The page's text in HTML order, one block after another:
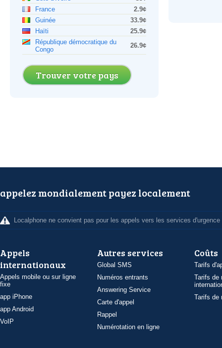
France
2.9¢
Guinée
33.9¢
Haïti
25.9¢
République démocratique du
Congo
26.9¢
Trouver votre pays
appelez mondialement payez localement
Localphone ne convient pas pour les appels vers les services d'urgence
Appels
internationaux
Appels mobile ou sur ligne
fixe
app iPhone
app Android
VoIP
Autres services
Global SMS
Numéros entrants
Answering Service
Carte d'appel
Rappel
Numérotation en ligne
Coûts
Tarifs
Tarifs de
Tarifs de